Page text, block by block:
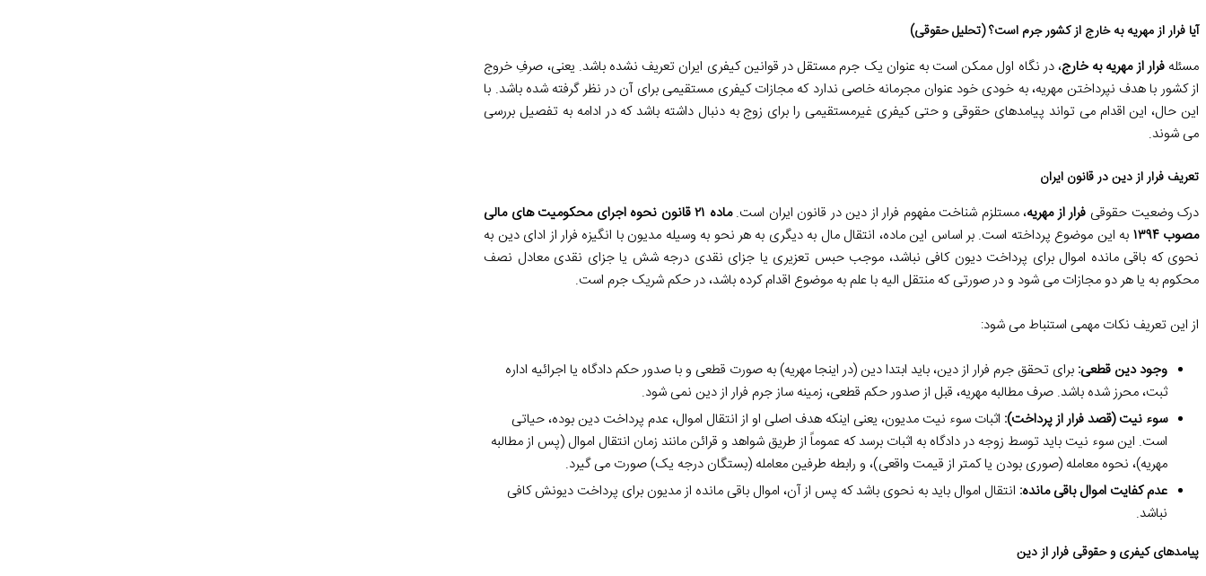
آیا فرار از مهریه به خارج از کشور جرم است؟ (تحلیل حقوقی)
مسئلهفرار از مهریه به خارج، در نگاه اول ممکن است به عنوان یک جرم مستقل در قوانین کیفری ایران تعریف نشده باشد. یعنی، صرفِ خروج
از کشور با هدف نپرداختن مهریه، به خودی خود عنوان مجرمانه خاصی ندارد که مجازات کیفری مستقیمی برای آن در نظر گرفته شده باشد. با
این حال، این اقدام می تواند پیامدهای حقوقی و حتی کیفری غیرمستقیمی را برای زوج به دنبال داشته باشد که در ادامه به تفصیل بررسی
می شوند.
تعریف فرار از دین در قانون ایران
درک وضعیت حقوقی فرار از مهریه، مستلزم شناخت مفهوم فرار از دین در قانون ایران است.
ماده ۲۱ قانون نحوه اجرای محکومیت های مالی
مصوب ۱۳۹۴
به این موضوع پرداخته است. بر اساس این ماده، انتقال مال به دیگری به هر نحو به وسیله مدیون با انگیزه فرار از ادای دین به
نحوی که باقی مانده اموال برای پرداخت دیون کافی نباشد، موجب حبس تعزیری یا جزای نقدی درجه شش یا جزای نقدی معادل نصف
محکوم به یا هر دو مجازات می شود و در صورتی که منتقل الیه با علم به موضوع اقدام کرده باشد، در حکم شریک جرم است.
از این تعریف نکات مهمی استنباط می شود:
وجود دین قطعی: برای تحقق جرم فرار از دین، باید ابتدا دین (در اینجا مهریه) به صورت قطعی و با صدور حکم دادگاه یا اجرائیه اداره
ثبت، محرز شده باشد. صرف مطالبه مهریه، قبل از صدور حکم قطعی، زمینه ساز جرم فرار از دین نمی شود.
سوء نیت (قصد فرار از پرداخت): اثبات سوء نیت مدیون، یعنی اینکه هدف اصلی او از انتقال اموال، عدم پرداخت دین بوده، حیاتی
است. این سوء نیت باید توسط زوجه در دادگاه به اثبات برسد که عموماً از طریق شواهد و قرائن مانند زمان انتقال اموال (پس از مطالبه
مهریه)، نحوه معامله (صوری بودن یا کمتر از قیمت واقعی)، و رابطه طرفین معامله (بستگان درجه یک) صورت می گیرد.
عدم کفایت اموال باقی مانده: انتقال اموال باید به نحوی باشد که پس از آن، اموال باقی مانده از مدیون برای پرداخت دیونش کافی
نباشد.
پیامدهای کیفری و حقوقی فرار از دین